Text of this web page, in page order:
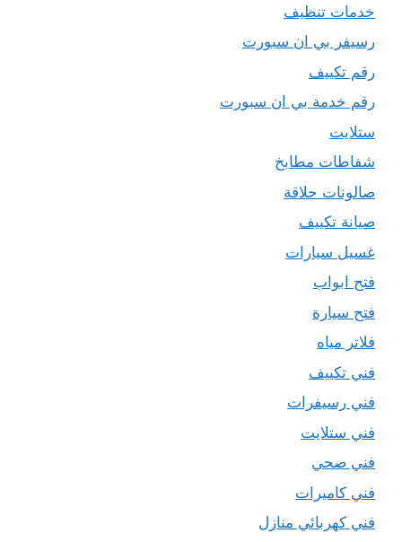
خدمات تنظيف
رسيفر بي ان سبورت
رقم تكييف
رقم خدمة بي ان سبورت
ستلايت
شفاطات مطابخ
صالونات حلاقة
صيانة تكييف
غسيل سيارات
فتح ابواب
فتح سيارة
فلاتر مياه
فني تكييف
فني رسيفرات
فني ستلايت
فني صحي
فني كاميرات
فني كهربائي منازل